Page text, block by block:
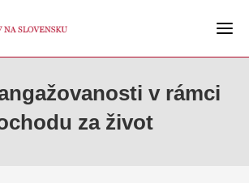
v rámci
za život